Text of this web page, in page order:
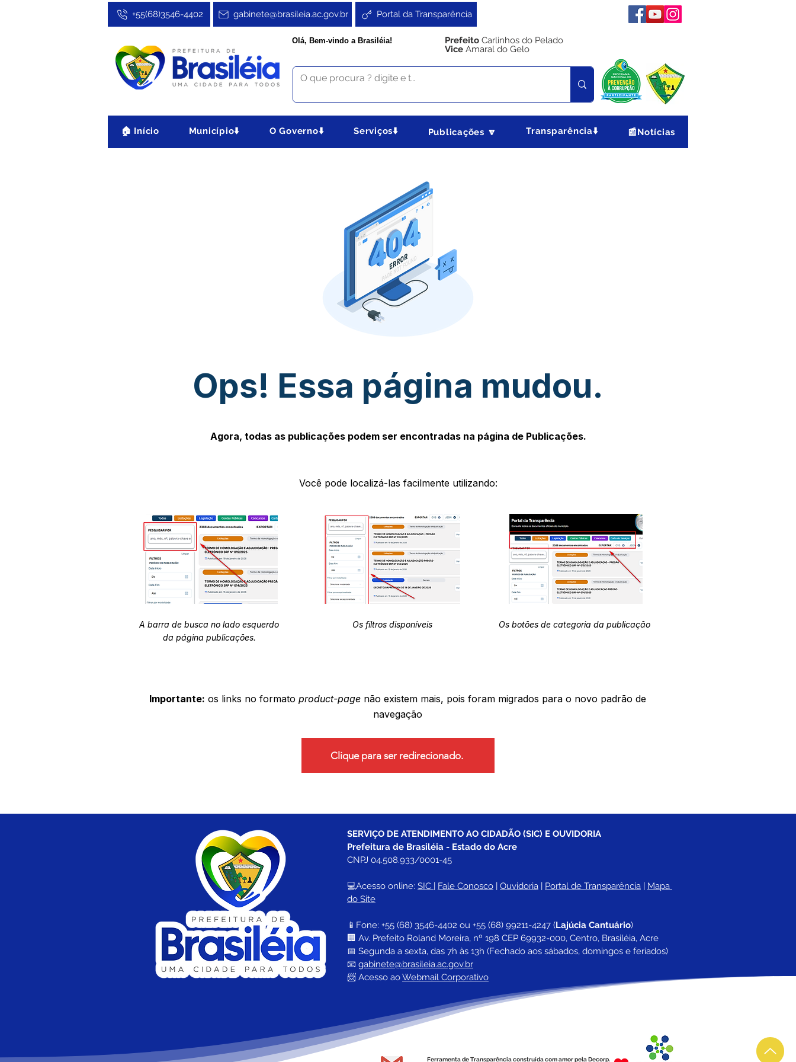
Portal da Transparência
gabinete@brasileia.ac.gov.br
+55(68)3546-4402
Olá, Bem-vindo a Brasiléia! Prefeito Carlinhos do Pelado
Vice Amaral do Gelo
🏠 Início Município⬇️ O Governo⬇️ Serviços⬇️ Publicações 🔽 Transparência⬇️ 📰Notícias
Ops! Essa página mudou.
Agora, todas as publicações podem ser encontradas na página de Publicações.
Você pode localizá-las facilmente utilizando:
A barra de busca no lado esquerdo
da página publicações.
Os filtros disponíveis Os botões de categoria da publicação
Importante: os links no formato product-page não existem mais, pois foram migrados para o novo padrão de
navegação
Clique para ser redirecionado.
SERVIÇO DE ATENDIMENTO AO CIDADÃO (SIC) E OUVIDORIA
Prefeitura de Brasiléia - Estado do Acre
CNPJ 04.508.933/0001-45
💻Acesso online: SIC | Fale Conosco | Ouvidoria | Portal de Transparência | Mapa
do Site
📱Fone: +55 (68) 3546-4402 ou +55 (68) 99211-4247 (Lajúcia Cantuário)
🏢 Av. Prefeito Roland Moreira, nº 198 CEP 69932-000, Centro, Brasiléia, Acre
📅 Segunda a sexta, das 7h às 13h (Fechado aos sábados, domingos e feriados)
📧 gabinete@brasileia.ac.gov.br
📨 Acesso ao Webmail Corporativo
Ferramenta de Transparência construída com amor pela Decorp.